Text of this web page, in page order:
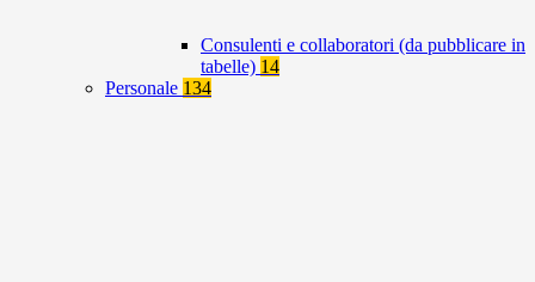
Consulenti e collaboratori (da pubblicare in
tabelle) 14
Personale 134